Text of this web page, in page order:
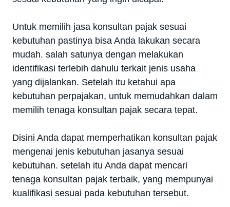
Untuk memilih jasa konsultan pajak sesuai
kebutuhan pastinya bisa Anda lakukan secara
mudah. salah satunya dengan melakukan
identifikasi terlebih dahulu terkait jenis usaha
yang dijalankan. Setelah itu ketahui apa
kebutuhan perpajakan, untuk memudahkan dalam
memilih tenaga konsultan pajak secara tepat.
Disini Anda dapat memperhatikan konsultan pajak
mengenai jenis kebutuhan jasanya sesuai
kebutuhan. setelah itu Anda dapat mencari
tenaga konsultan pajak terbaik, yang mempunyai
kualifikasi sesuai pada kebutuhan tersebut.